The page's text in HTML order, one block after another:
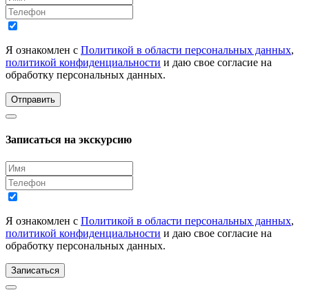
Я ознакомлен с Политикой в области персональных данных,
политикой конфиденциальности и даю свое согласие на
обработку персональных данных.
Отправить
Записаться на экскурсию
Я ознакомлен с Политикой в области персональных данных,
политикой конфиденциальности и даю свое согласие на
обработку персональных данных.
Записаться